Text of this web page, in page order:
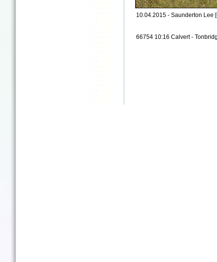
10.04.2015 - Saunderton Lee
66754 10:16 Calvert -